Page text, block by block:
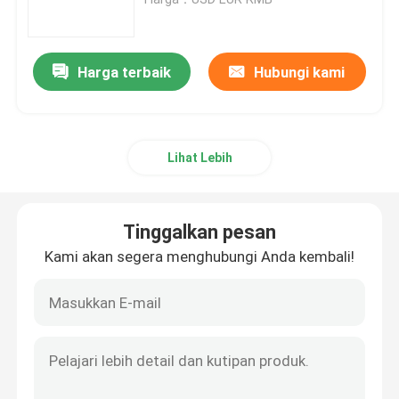
Harga terbaik Hubungi kami
Lihat Lebih
Tinggalkan pesan
Kami akan segera menghubungi Anda kembali!